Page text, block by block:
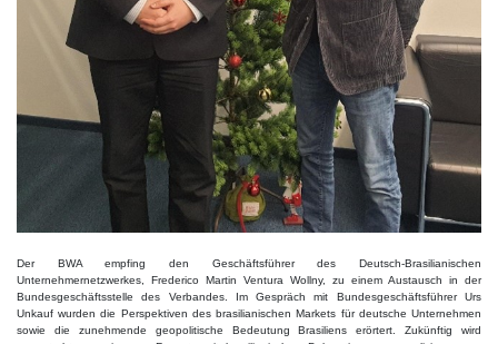
Der BWA empfing den Geschäftsführer des Deutsch-Brasilianischen
Unternehmernetzwerkes, Frederico Martin Ventura Wollny, zu einem Austausch in der
Bundesgeschäftsstelle des Verbandes. Im Gespräch mit Bundesgeschäftsführer Urs
Unkauf wurden die Perspektiven des brasilianischen Markets für deutsche Unternehmen
sowie die zunehmende geopolitische Bedeutung Brasiliens erörtert. Zukünftig wird